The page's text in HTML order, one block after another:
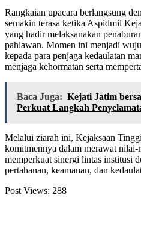
Rangkaian upacara berlangsung
semakin terasa ketika Aspidmil
yang hadir melaksanakan
pahlawan. Momen ini menjadi
kepada para penjaga kedaulatan
menjaga kehormatan serta
Baca Juga: Kejati Jatim
Perkuat Langkah
Melalui ziarah ini, Kejaksaan
komitmennya dalam merawat nilai-
memperkuat sinergi lintas institusi
pertahanan, keamanan, dan
Post Views: 288